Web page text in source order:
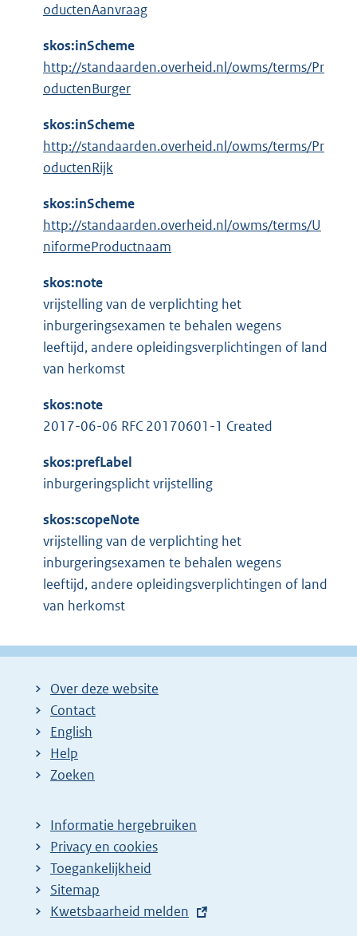
k
oductenAanvraag
skos:inScheme
http://standaarden.overheid.nl/owms/terms/Pr
oductenBurger
skos:inScheme
http://standaarden.overheid.nl/owms/terms/Pr
oductenRijk
skos:inScheme
http://standaarden.overheid.nl/owms/terms/U
niformeProductnaam
skos:note
vrijstelling van de verplichting het
inburgeringsexamen te behalen wegens
leeftijd, andere opleidingsverplichtingen of land
van herkomst
skos:note
2017-06-06 RFC 20170601-1 Created
skos:prefLabel
inburgeringsplicht vrijstelling
skos:scopeNote
vrijstelling van de verplichting het
inburgeringsexamen te behalen wegens
leeftijd, andere opleidingsverplichtingen of land
van herkomst
Over deze website
Contact
English
Help
Zoeken
Informatie hergebruiken
Privacy en cookies
Toegankelijkheid
Sitemap
E
Kwetsbaarheid melden